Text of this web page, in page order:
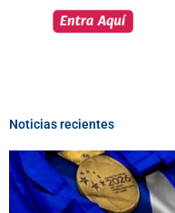
Noticias recientes